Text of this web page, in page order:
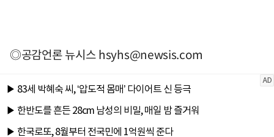
◎공감언론 뉴시스hsyhs@newsis.com